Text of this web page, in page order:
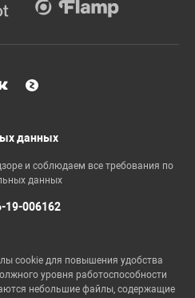
данных
и соблюдаем все требования по
данных
19-006162
cookie для повышения удобства
уровня работоспособности
небольшие файлы, содержащие